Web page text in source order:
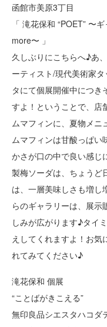
函館市美原3丁目
「 滝花保和 “POET” 〜
more〜 」
久しぶりにこちらへ♪あ
ーティスト/現代美術家
タにて個展開催中につき
すよ！ということで、店
ムマフィンに、夏物メニ
ムマフィンは甘酸っぱい
かさが口の中で良い感じ
製梅ソーダは、ちょうど
は、一層美味しさも増し
らのギャラリーは、展示
しみが広がります♪タイ
えしてくれますよ！お
れてみてください♪
滝花保和 個展
“ことばがきこえる”
無印良品シエスタハコダ